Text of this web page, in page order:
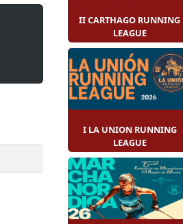
II CARTHAGO RUNNING
LEAGUE
I LA UNION RUNNING
LEAGUE